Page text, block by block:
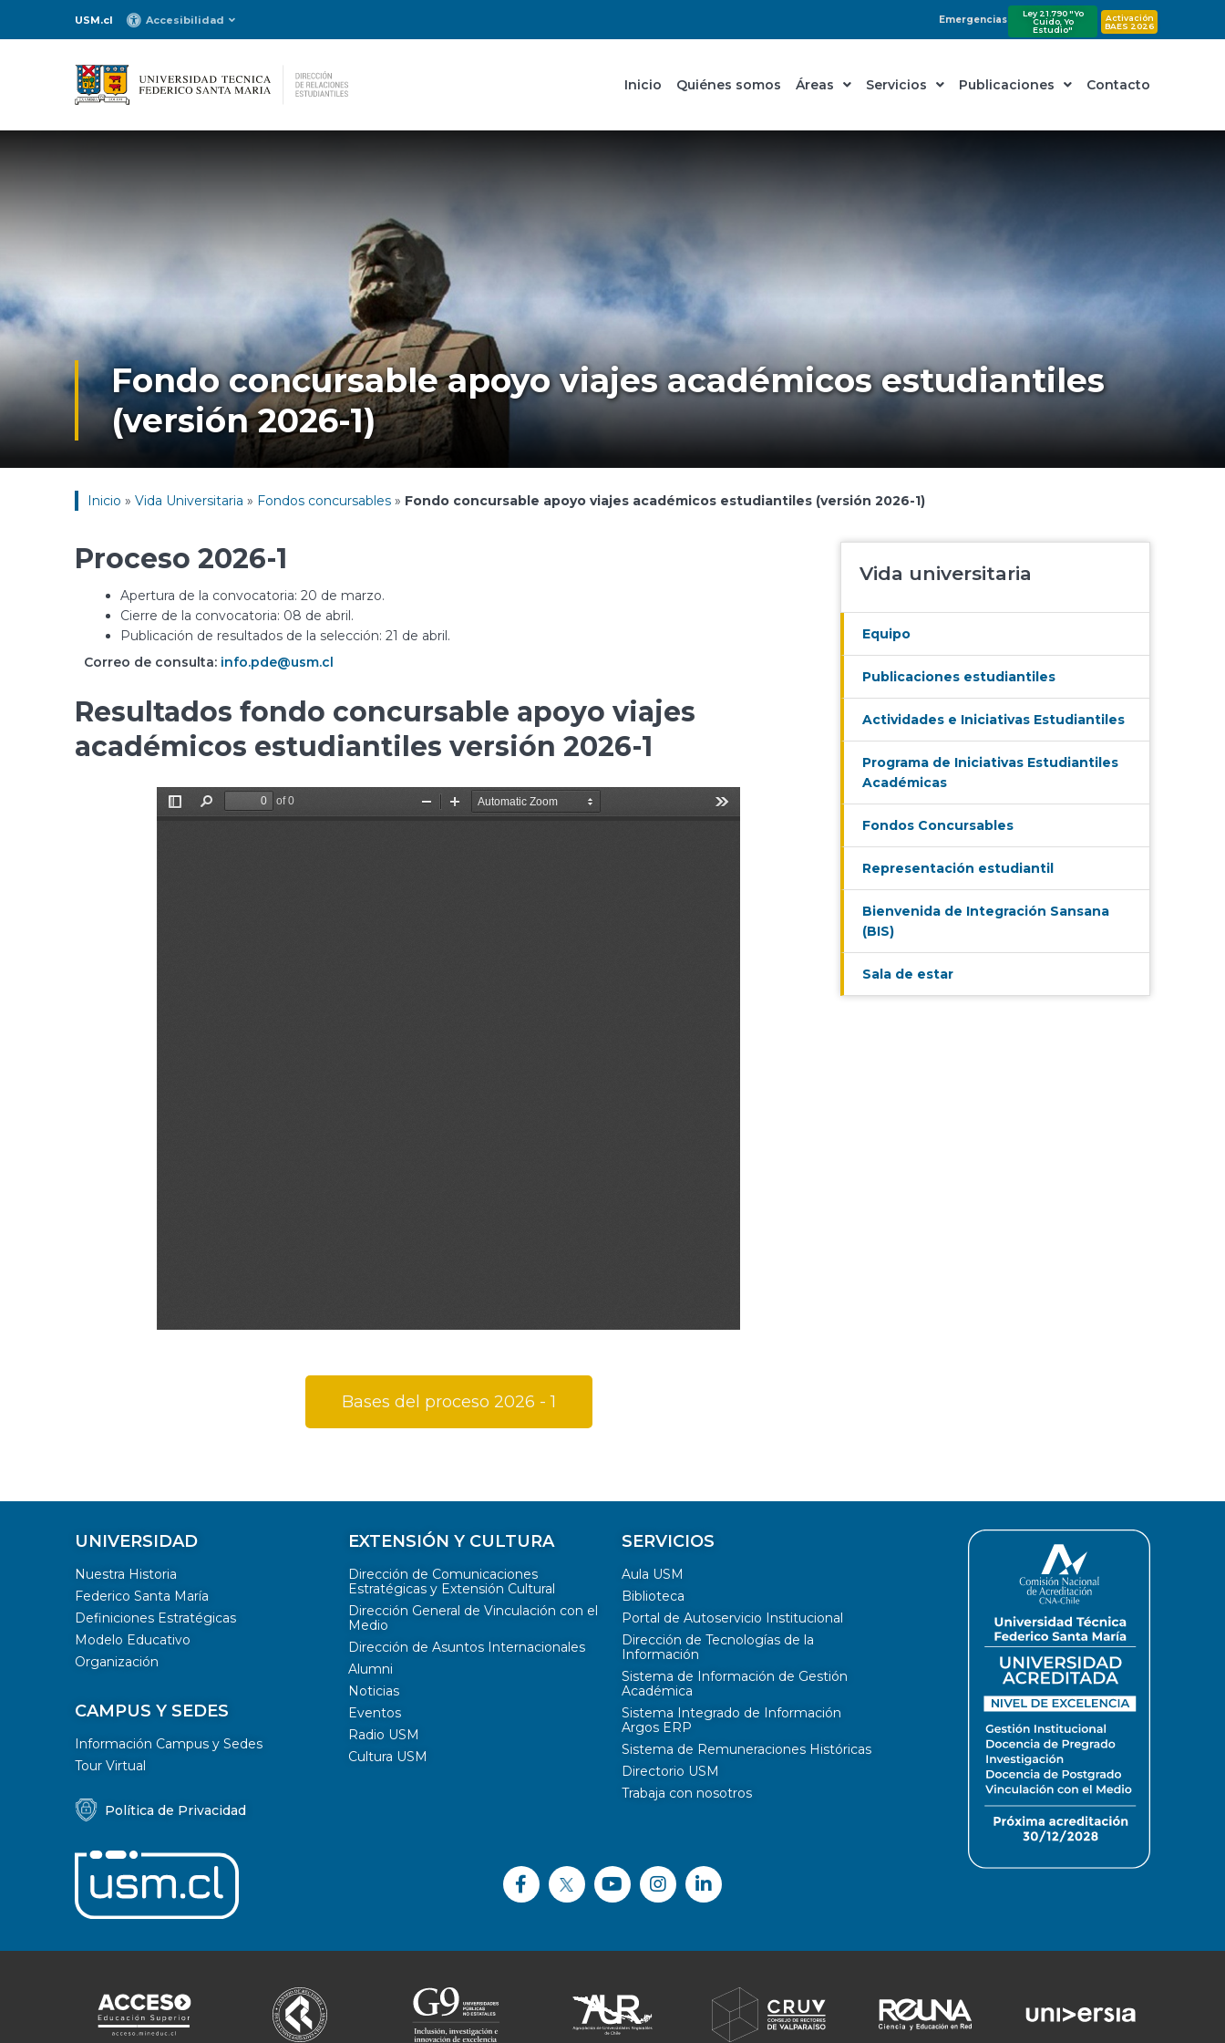
USM.cl Accesibilidad Emergencias
Ley 21.790 "Yo
Cuido, Yo
Estudio"
Activación
BAES 2026
Inicio Quiénes somos Áreas Servicios Publicaciones Contacto
Fondo concursable apoyo viajes académicos estudiantiles
(versión 2026-1)
Inicio » Vida Universitaria » Fondos concursables » Fondo concursable apoyo viajes académicos estudiantiles (versión 2026-1)
Proceso 2026-1
Apertura de la convocatoria: 20 de marzo.
Cierre de la convocatoria: 08 de abril.
Publicación de resultados de la selección: 21 de abril.
Correo de consulta: info.pde@usm.cl
Resultados fondo concursable apoyo viajes
académicos estudiantiles versión 2026-1
Bases del proceso 2026 - 1
Vida universitaria
Equipo
Publicaciones estudiantiles
Actividades e Iniciativas Estudiantiles
Programa de Iniciativas Estudiantiles
Académicas
Fondos Concursables
Representación estudiantil
Bienvenida de Integración Sansana
(BIS)
Sala de estar
UNIVERSIDAD
Nuestra Historia
Federico Santa María
Definiciones Estratégicas
Modelo Educativo
Organización
CAMPUS Y SEDES
Información Campus y Sedes
Tour Virtual
Política de Privacidad
EXTENSIÓN Y CULTURA
Dirección de Comunicaciones
Estratégicas y Extensión Cultural
Dirección General de Vinculación con el
Medio
Dirección de Asuntos Internacionales
Alumni
Noticias
Eventos
Radio USM
Cultura USM
SERVICIOS
Aula USM
Biblioteca
Portal de Autoservicio Institucional
Dirección de Tecnologías de la
Información
Sistema de Información de Gestión
Académica
Sistema Integrado de Información
Argos ERP
Sistema de Remuneraciones Históricas
Directorio USM
Trabaja con nosotros